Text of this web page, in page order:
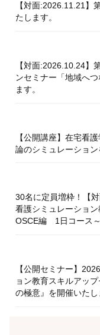
【対面:2026.11.21】
たします。
【対面:2026.10.24】
ンセミナー「地域へ
ます。
【公開講座】在宅看
論のシミュレーショ
30名に定員増枠！【
看護シミュレーショ
OSCE編 1日コース～
【公開セミナー】
ョン教育スキルアッ
の極意』を開催いたし